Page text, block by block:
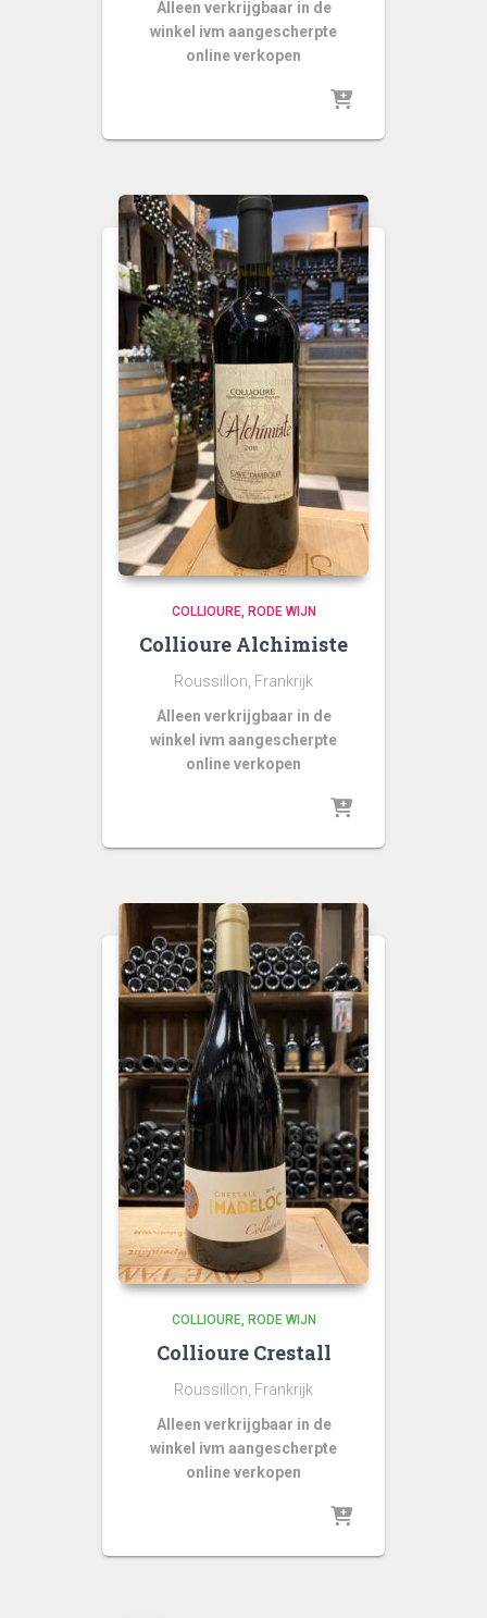
Alleen verkrijgbaar in de
winkel ivm aangescherpte
online verkopen
COLLIOURE RODE WIJN
Collioure Alchimiste
Roussillon, Frankrijk
Alleen verkrijgbaar in de
winkel ivm aangescherpte
online verkopen
COLLIOURE RODE WIJN
Collioure Crestall
Roussillon, Frankrijk
Alleen verkrijgbaar in de
winkel ivm aangescherpte
online verkopen